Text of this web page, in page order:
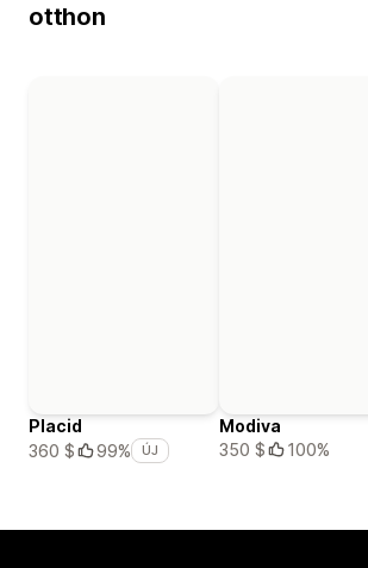
otthon
Placid
360 $
99% ÚJ
Modiva
350 $
100%